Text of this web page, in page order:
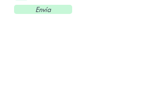
Envía